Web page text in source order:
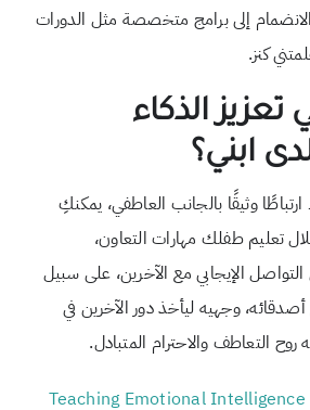
إلى برامج متخصصة مثل الدورات
كنز.
الذكاء
ابني؟
ارتباطًا وثيقًا بالجانب العاطفي، يمكنكِ
تعليم طفلك مهارات التعاون،
التواصل الإيجابي مع الآخرين، على سبيل
وجهيه ليأخذ دور الآخرين في
روح التعاطف والاحترام المتبادل.
Teaching Emotional